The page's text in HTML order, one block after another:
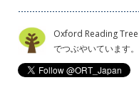
Oxford Reading
でつぶやいています。